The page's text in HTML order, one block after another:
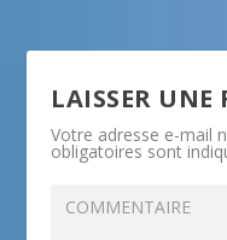
LAISSER UNE
Votre adresse e-mail
obligatoires sont